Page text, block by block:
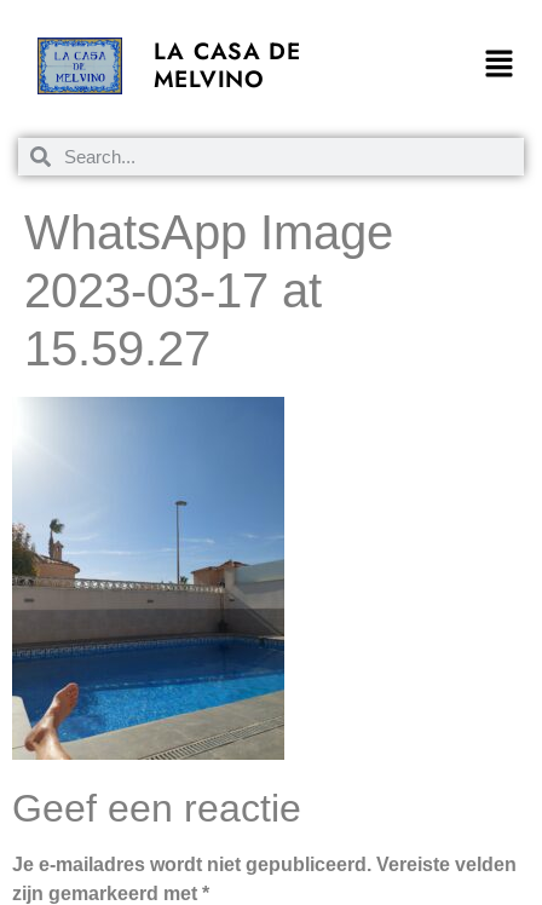
LA CASA DE
MELVINO
WhatsApp Image
2023-03-17 at
15.59.27
Geef een reactie
Je e-mailadres wordt niet gepubliceerd. Vereiste velden
zijn gemarkeerd met *